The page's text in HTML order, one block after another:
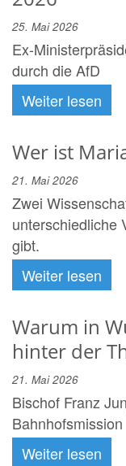
25. Mai 2026
Ex-
durch die AfD
Weiter lesen
Wer ist
21. Mai 2026
Zwei
unterschiedliche
gibt.
Weiter lesen
Warum in
hinter der
21. Mai 2026
Bischof Franz
Bahnhofsmission
Weiter lesen